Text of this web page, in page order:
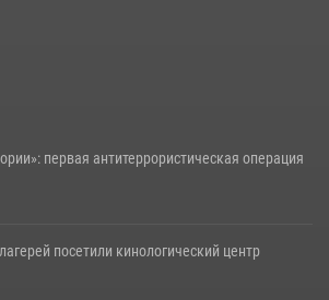
первая антитеррористическая операция
посетили кинологический центр